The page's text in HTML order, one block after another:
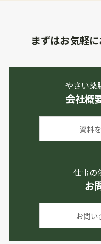
まずはお気軽
やさい薬
会社概
資料
仕事の
お
お問い